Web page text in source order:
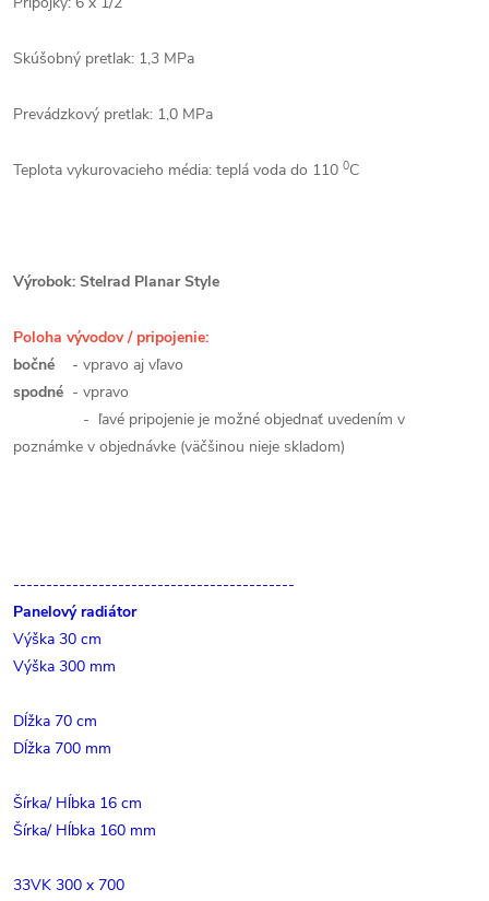
Skúšobný pretlak: 1,3 MPa
Prevádzkový pretlak: 1,0 MPa
Teplota vykurovacieho média: teplá voda do 110 0C
Výrobok: Stelrad Planar Style
Poloha vývodov / pripojenie:
bočné - vpravo aj vľavo
spodné - vpravo
- ľavé pripojenie je možné objednať uvedením v
poznámke v objednávke (väčšinou nieje skladom)
-------------------------------------------
Panelový radiátor
Výška 30 cm
Výška 300 mm
Dĺžka 70 cm
Dĺžka 700 mm
Šírka/ Hĺbka 16 cm
Šírka/ Hĺbka 160 mm
33VK 300 x 700